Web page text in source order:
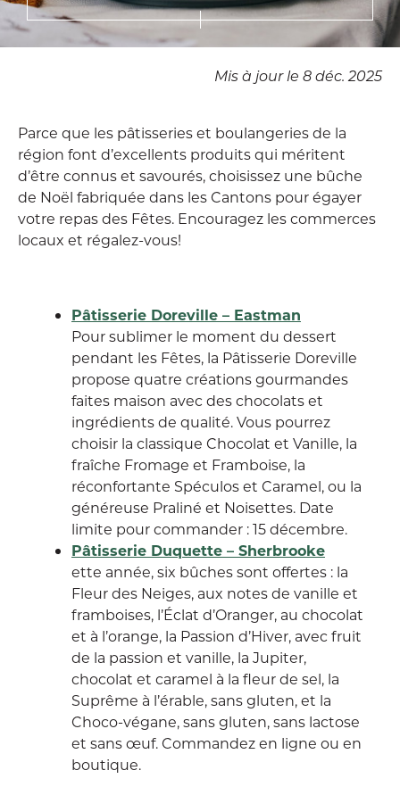
Mis à jour le 8 déc. 2025
Parce que les pâtisseries et boulangeries de la
région font d’excellents produits qui méritent
d’être connus et savourés, choisissez une bûche
de Noël fabriquée dans les Cantons pour égayer
votre repas des Fêtes. Encouragez les commerces
locaux et régalez-vous!
Pâtisserie Doreville – Eastman
Pour sublimer le moment du dessert
pendant les Fêtes, la Pâtisserie Doreville
propose quatre créations gourmandes
faites maison avec des chocolats et
ingrédients de qualité. Vous pourrez
choisir la classique Chocolat et Vanille, la
fraîche Fromage et Framboise, la
réconfortante Spéculos et Caramel, ou la
généreuse Praliné et Noisettes. Date
limite pour commander : 15 décembre.
Pâtisserie Duquette – Sherbrooke
ette année, six bûches sont offertes : la
Fleur des Neiges, aux notes de vanille et
framboises, l’Éclat d’Oranger, au chocolat
et à l’orange, la Passion d’Hiver, avec fruit
de la passion et vanille, la Jupiter,
chocolat et caramel à la fleur de sel, la
Suprême à l’érable, sans gluten, et la
Choco-végane, sans gluten, sans lactose
et sans œuf. Commandez en ligne ou en
boutique.